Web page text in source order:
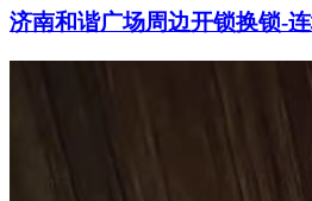
济南和谐广场周边开锁换锁-